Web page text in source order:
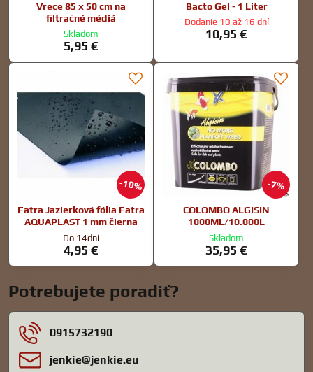
Vrece 85 x 50 cm na
filtračné médiá
Skladom
5,95 €
Bacto Gel - 1 Liter
Dodanie 10 až 16 dní
10,95 €
10%
Fatra Jazierková fólia Fatra
AQUAPLAST 1 mm čierna
Do 14dní
4,95 €
7%
COLOMBO ALGISIN
1000ML/10.000L
Skladom
35,95 €
Potrebujete poradiť?
0915732190
jenkie​@jenkie​.eu